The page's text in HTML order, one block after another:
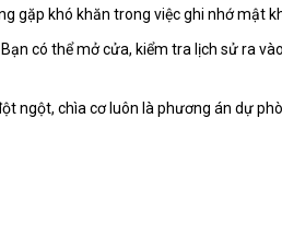
gặp khó khăn trong việc ghi nhớ mật
có thể mở cửa, kiểm tra lịch sử ra
ngột, chìa cơ luôn là phương án dự